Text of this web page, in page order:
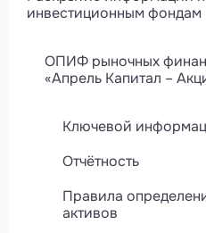
инвестиционным фондам
ОПИФ рыночных
«Апрель Капитал –
Ключевой
Отчётность
Правила
активов